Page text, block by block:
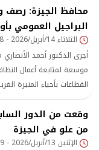
محافظ الجيزة: رصف
البراجيل العمومي
الثلاثاء 14/أبريل/2026 - 02:58 م
أجرى الدكتور أحمد
موسعة لمتابعة أعمال
القطاعات بأحياء المنيرة
وكرداسة وذلك في إطار
المقدمة للمواطنين وتحسين
وقعت من الدور
من علو في الجيزة
الإثنين 13/أبريل/2026 - 07:39 م